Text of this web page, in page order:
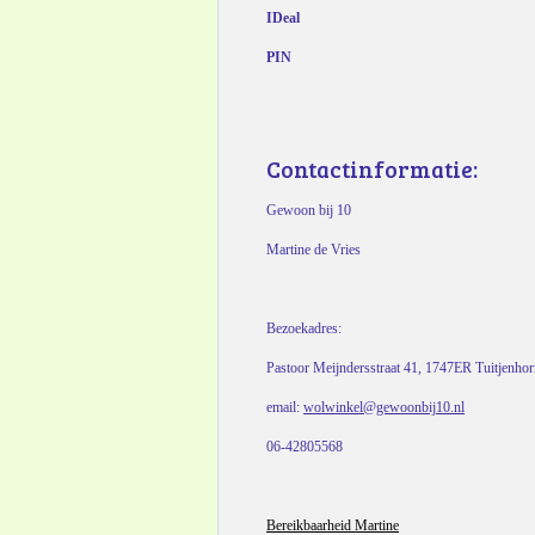
IDeal
PIN
Contactinformatie:
Gewoon bij 10
Martine de Vries
Bezoekadres:
Pastoor Meijndersstraat 41, 1747ER
email: wolwinkel@gewoonbij10.nl
06-42805568
Bereikbaarheid Martine